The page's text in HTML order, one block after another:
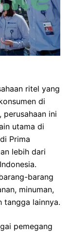
ritel yang
di
ini
utama di
Prima
lebih dari
barang
minuman,
tangga lainnya.
pemegang